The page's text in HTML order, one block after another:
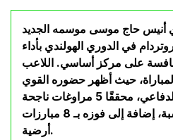
أنيس حاج موسى موسمه الجديد
روتردام في الدوري الهولندي بأداء
على مركز أساسي. اللاعب
حيث أظهر حضوره القوي
على الجانبين الهجومي والدفاعي، محققًا 5 مراوغات ناجحة
ولمس الكرة في 57 مناسبة، إضافة إلى فوزه بـ 8 مبارزات
أرضية.